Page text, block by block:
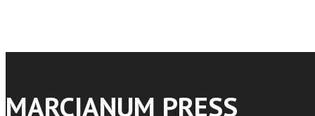
MARCIANUM PRESS